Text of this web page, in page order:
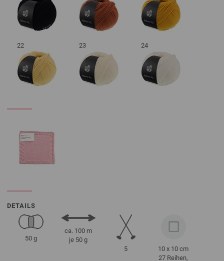
22 23 24
DETAILS
50 g
ca. 100 m
je 50 g
5
10 x 10 cm
27 Reihen,